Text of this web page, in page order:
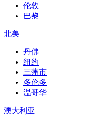
伦敦
巴黎
北美
丹佛
纽约
三藩市
多伦多
温哥华
澳大利亚